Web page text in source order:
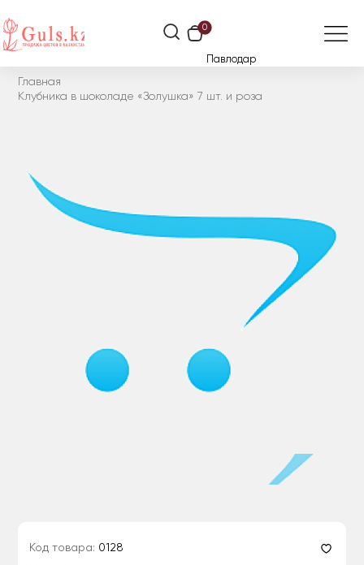
0
Павлодар
Главная
Клубника в шоколаде «Золушка» 7 шт. и роза
Код товара: 0128